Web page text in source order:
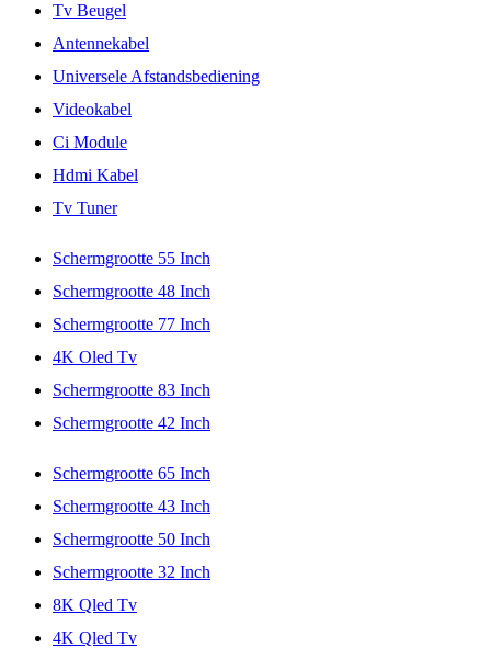
Tv Beugel
Antennekabel
Universele Afstandsbediening
Videokabel
Ci Module
Hdmi Kabel
Tv Tuner
Schermgrootte 55 Inch
Schermgrootte 48 Inch
Schermgrootte 77 Inch
4K Oled Tv
Schermgrootte 83 Inch
Schermgrootte 42 Inch
Schermgrootte 65 Inch
Schermgrootte 43 Inch
Schermgrootte 50 Inch
Schermgrootte 32 Inch
8K Qled Tv
4K Qled Tv